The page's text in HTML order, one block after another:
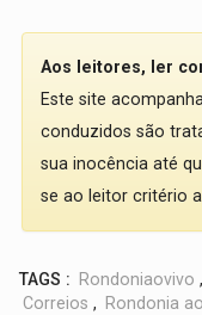
Aos leitores, ler
Este site
conduzidos são
sua inocência até
se ao leitor critério
TAGS : Rondoniaovivo ,
Correios , Rondonia